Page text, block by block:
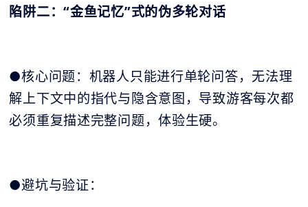
陷阱二：“金鱼记忆”式的伪多轮对话
●核心问题：机器人只能进行单轮问答，无法理
解上下文中的指代与隐含意图，导致游客每次都
必须重复描述完整问题，体验生硬。
●避坑与验证：